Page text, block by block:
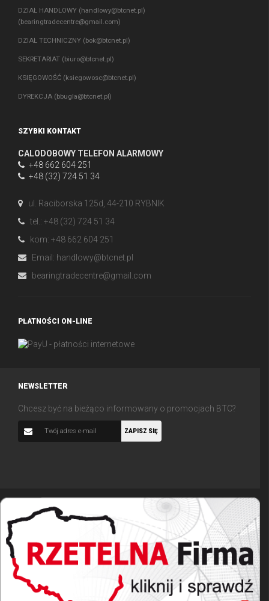
DZIAŁ HANDLOWY (handlowy@btcnet.pl)
(bearingtradecentre@gmail.com)
DZIAŁ TECHNICZNY (bok@btcnet.pl)
SEKRETARIAT (biuro@btcnet.pl)
KSIĘGOWOŚĆ (ksiegowosc@btcnet.pl)
DYREKCJA (bbugla@btcnet.pl)
SZYBKI KONTAKT
CALODOBOWY TELEFON ALARMOWY
+48 662 604 251
+48 (32) 724 51 34
ul. Raciborska 125d, 44-210 RYBNIK
tel.: +48 (32) 724 51 34
kom: +48 662 604 251
Email: handlowy@btcnet.pl
bearingtradecentre@gmail.com
PŁATNOŚCI ON-LINE
NEWSLETTER
Chcesz być na bieżąco informowany o promocjach BTC?
ZAPISZ SIĘ